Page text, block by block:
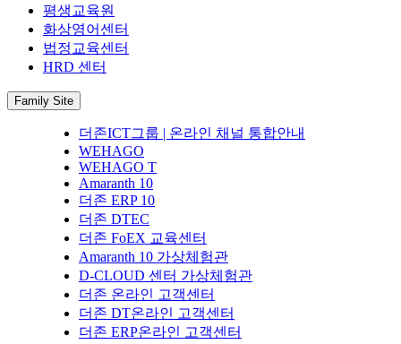
평생교육원
화상영어센터
법정교육센터
HRD 센터
Family Site
더존ICT그룹 | 온라인 채널 통합안내
WEHAGO
WEHAGO T
Amaranth 10
더존 ERP 10
더존 DTEC
더존 FoEX 교육센터
Amaranth 10 가상체험관
D-CLOUD 센터 가상체험관
더존 온라인 고객센터
더존 DT온라인 고객센터
더존 ERP온라인 고객센터